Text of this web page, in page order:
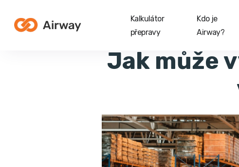
Kalkulátor
přepravy
Kdo je
Airway?
Jak může